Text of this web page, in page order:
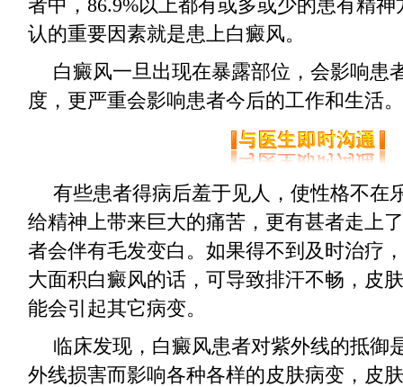
者中，86.9%以上都有或多或少的患有精
认的重要因素就是患上白癜风。
白癜风一旦出现在暴露部位，会影响患
度，更严重会影响患者今后的工作和生活。
有些患者得病后羞于见人，使性格不在
给精神上带来巨大的痛苦，更有甚者走上
者会伴有毛发变白。如果得不到及时治疗
大面积白癜风的话，可导致排汗不畅，皮
能会引起其它病变。
临床发现，白癜风患者对紫外线的抵御
外线损害而影响各种各样的皮肤病变，皮